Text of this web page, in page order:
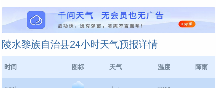
陵水黎族自治县24小时天气预报详情
时间 图标 天气 温度 降雨